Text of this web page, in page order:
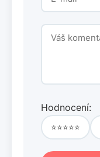
Hodnocení:
⭐⭐⭐⭐⭐